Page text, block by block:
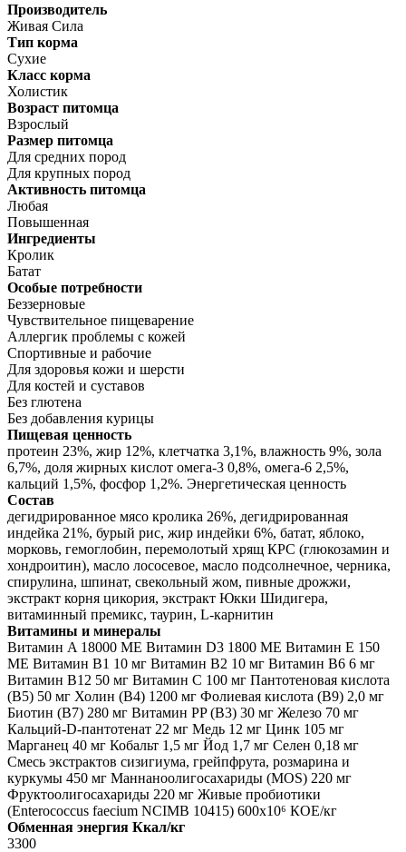
Производитель
Живая Сила
Тип корма
Сухие
Класс корма
Холистик
Возраст питомца
Взрослый
Размер питомца
Для средних пород
Для крупных пород
Активность питомца
Любая
Повышенная
Ингредиенты
Кролик
Батат
Особые потребности
Беззерновые
Чувствительное пищеварение
Аллергик проблемы с кожей
Спортивные и рабочие
Для здоровья кожи и шерсти
Для костей и суставов
Без глютена
Без добавления курицы
Пищевая ценность
протеин 23%, жир 12%, клетчатка 3,1%, влажность 9%, зола
6,7%, доля жирных кислот омега-3 0,8%, омега-6 2,5%,
кальций 1,5%, фосфор 1,2%. Энергетическая ценность
Состав
дегидрированное мясо кролика 26%, дегидрированная
индейка 21%, бурый рис, жир индейки 6%, батат, яблоко,
морковь, гемоглобин, перемолотый хрящ КРС (глюкозамин и
хондроитин), масло лососевое, масло подсолнечное, черника,
спирулина, шпинат, свекольный жом, пивные дрожжи,
экстракт корня цикория, экстракт Юкки Шидигера,
витаминный премикс, таурин, L-карнитин
Витамины и минералы
Витамин A 18000 ME Витамин D3 1800 ME Витамин E 150
МЕ Витамин B1 10 мг Витамин B2 10 мг Витамин B6 6 мг
Витамин B12 50 мг Витамин C 100 мг Пантотеновая кислота
(B5) 50 мг Холин (В4) 1200 мг Фолиевая кислота (B9) 2,0 мг
Биотин (В7) 280 мг Витамин PP (B3) 30 мг Железо 70 мг
Кальций-D-пантотенат 22 мг Медь 12 мг Цинк 105 мг
Марганец 40 мг Кобальт 1,5 мг Йод 1,7 мг Селен 0,18 мг
Смесь экстрактов сизигиума, грейпфрута, розмарина и
куркумы 450 мг Маннаноолигосахариды (MOS) 220 мг
Фруктоолигосахариды 220 мг Живые пробиотики
(Enterococcus faecium NCIMB 10415) 600x10⁶ КОЕ/кг
Обменная энергия Ккал/кг
3300